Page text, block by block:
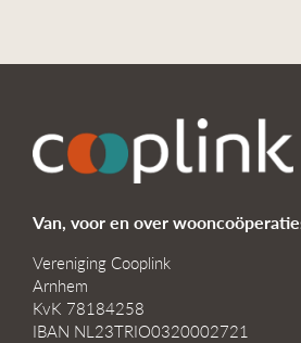
Van, voor en over
Vereniging Cooplink
Arnhem
KvK 78184258
IBAN NL23TRIO0320002721